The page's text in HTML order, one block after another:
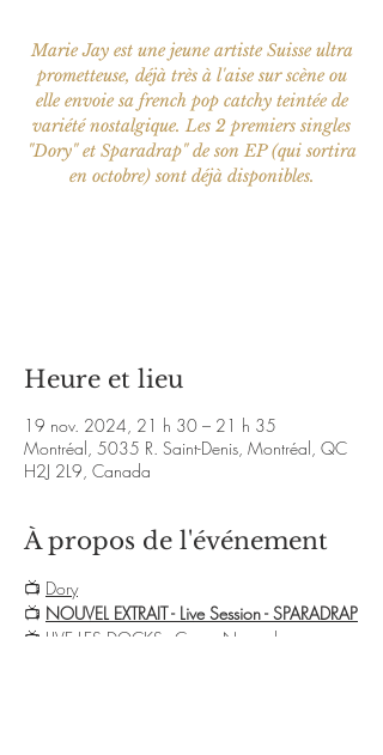
Marie Jay est une jeune artiste Suisse ultra
prometteuse, déjà très à l'aise sur scène ou
elle envoie sa french pop catchy teintée de
variété nostalgique. Les 2 premiers singles
"Dory" et Sparadrap" de son EP (qui sortira
en octobre) sont déjà disponibles.
Heure et lieu
19 nov. 2024, 21 h 30 – 21 h 35
Montréal, 5035 R. Saint-Denis, Montréal, QC
H2J 2L9, Canada
À propos de l'événement
📺 Dory
📺 NOUVEL EXTRAIT - Live Session - SPARADRAP
📺 LIVE LES DOCKS - Coeur Nomade